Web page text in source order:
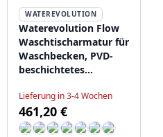
WATEREVOLUTION
Waterevolution Flow
Waschtischarmatur für
Waschbecken, PVD-
beschichtetes
T115CPE
Lieferung in 3-4 Wochen
461,20 €